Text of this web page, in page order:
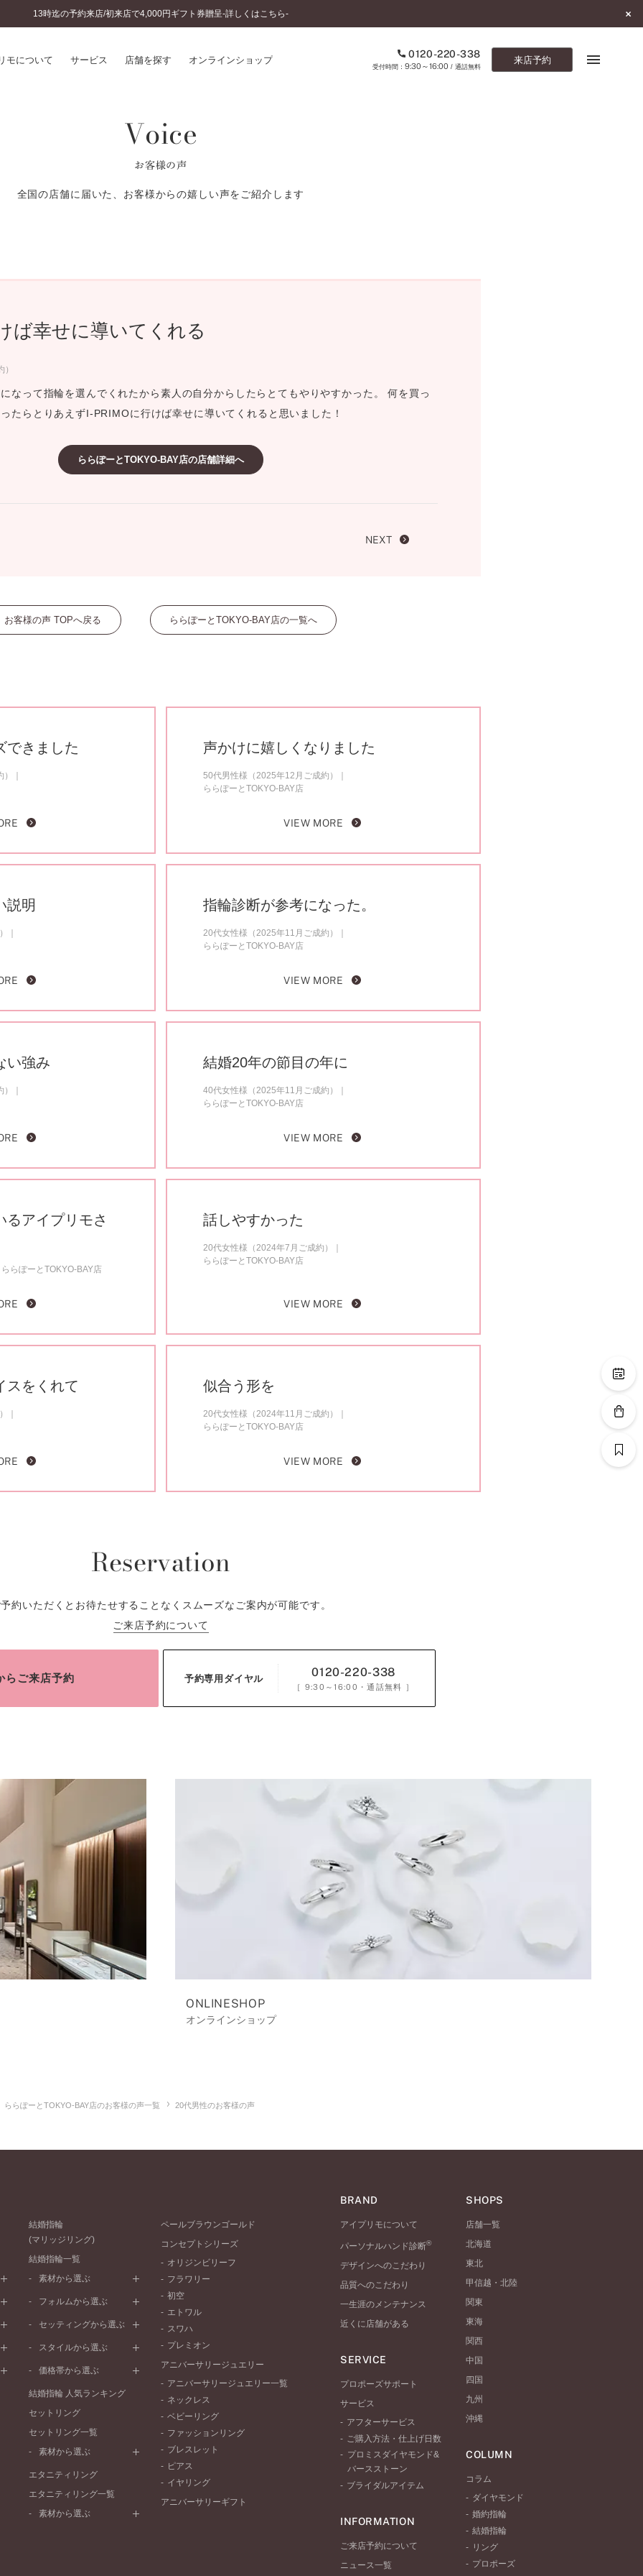
13時迄の予約来店/初来店で4,000円ギフト券贈呈-詳しくはこちら-
モについて サービス 店舗を探す オンラインショップ 0120-220-338
9:30～16:00/ 通話無料
来店予約
のこだわり
スダイヤモンド&バースストー
ーズサポート
婚約指輪とは
結婚指輪とは
セットリングとは
ショップブログ
Voice
お客様の声
全国の店舗に届いた、お客様からの嬉しい声をご紹介します
ば幸せに導いてくれる
なって指輪を選んでくれたから素人の自分からしたらとてもやりやすかった。 何を買っ
たらとりあえずI-PRIMOに行けば幸せに導いてくれると思いました！
ららぽーとTOKYO-BAY店の店舗詳細へ
NEXT
お客様の声 TOPへ戻る ららぽーとTOKYO-BAY店の一覧へ
できました 声かけに嬉しくなりました
50代男性様（2025年12月ご成約）
ららぽーとTOKYO-BAY店
VIEW MORE
説明 指輪診断が参考になった。
20代女性様（2025年11月ご成約）
ららぽーとTOKYO-BAY店
VIEW MORE
い強み 結婚20年の節目の年に
40代女性様（2025年11月ご成約）
ららぽーとTOKYO-BAY店
VIEW MORE
るアイプリモさ
ららぽーとTOKYO-BAY店
話しやすかった
20代女性様（2024年7月ご成約）
ららぽーとTOKYO-BAY店
VIEW MORE
スをくれて 似合う形を
20代女性様（2024年11月ご成約）
ららぽーとTOKYO-BAY店
VIEW MORE
Reservation
約いただくとお待たせすることなくスムーズなご案内が可能です。
ご来店予約について
らご来店予約 予約専用ダイヤル 0120-220-338
［ 9:30～16:00 ・通話無料 ］
ONLINESHOP
オンラインショップ
ららぽーとTOKYO-BAY店のお客様の声一覧 20代男性のお客様の声
結婚指輪
(マリッジリング)
結婚指輪一覧
素材から選ぶ
プラチナ
ピンクゴールド
ペールブラウンゴールド
フォルムから選ぶ
ストレートライン
V字ライン
セッティングから選ぶ
プレーン
セベラルメレ
ラインメレ
スタイルから選ぶ
シンプル
モード
エレガント
ゴージャス
価格帯から選ぶ
50万円～
20万円～30万円
10万円～20万円
結婚指輪 人気ランキング
セットリング
セットリング一覧
素材から選ぶ
プラチナ
ペールブラウンゴールド
エタニティリング
エタニティリング一覧
素材から選ぶ
ペールブラウンゴールド
コンセプトシリーズ
オリジンビリーフ
フラワリー
初空
エトワル
スワハ
プレミオン
アニバーサリージュエリー
アニバーサリージュエリー一覧
ネックレス
ベビーリング
ファッションリング
ブレスレット
ピアス
イヤリング
アニバーサリーギフト
BRAND
アイプリモについて
パーソナルハンド診断®
デザインへのこだわり
品質へのこだわり
一生涯のメンテナンス
近くに店舗がある
SERVICE
プロポーズサポート
サービス
アフターサービス
ご購入方法・仕上げ日数
プロミスダイヤモンド&
バースストーン
ブライダルアイテム
INFORMATION
ご来店予約について
ニュース一覧
SHOPS
店舗一覧
北海道
東北
甲信越・北陸
関東
東海
関西
中国
四国
九州
沖縄
COLUMN
コラム
ダイヤモンド
婚約指輪
結婚指輪
リング
プロポーズ